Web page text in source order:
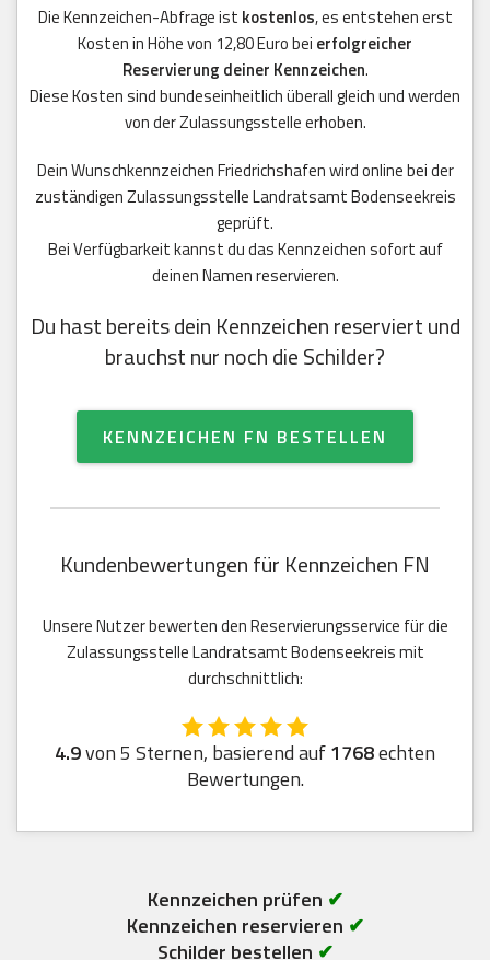
Die Kennzeichen-Abfrage ist kostenlos, es entstehen erst
Kosten in Höhe von 12,80 Euro bei erfolgreicher
Reservierung deiner Kennzeichen.
Diese Kosten sind bundeseinheitlich überall gleich und werden
von der Zulassungsstelle erhoben.
Dein Wunschkennzeichen Friedrichshafen wird online bei der
zuständigen Zulassungsstelle Landratsamt Bodenseekreis
geprüft.
Bei Verfügbarkeit kannst du das Kennzeichen sofort auf
deinen Namen reservieren.
Du hast bereits dein Kennzeichen reserviert und
brauchst nur noch die Schilder?
KENNZEICHEN FN BESTELLEN
Kundenbewertungen für Kennzeichen FN
Unsere Nutzer bewerten den Reservierungsservice für die
Zulassungsstelle Landratsamt Bodenseekreis mit
durchschnittlich:
4.9von 5 Sternen, basierend auf1768echten
Bewertungen.
Kennzeichen prüfen ✔
Kennzeichen reservieren ✔
Schilder bestellen ✔